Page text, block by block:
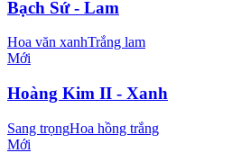
Bạch Sứ - Lam
Hoa văn xanhTrắng lam
Mới
Hoàng Kim II - Xanh
Sang trọngHoa hồng trắng
Mới